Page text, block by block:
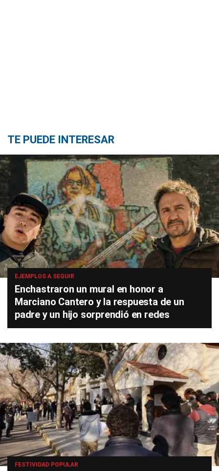
TE PUEDE INTERESAR
EJEMPLOS A SEGUIR
Enchastraron un mural en honor a
Marciano Cantero y la respuesta de un
padre y un hijo sorprendió en redes
FESTIVIDAD POPULAR